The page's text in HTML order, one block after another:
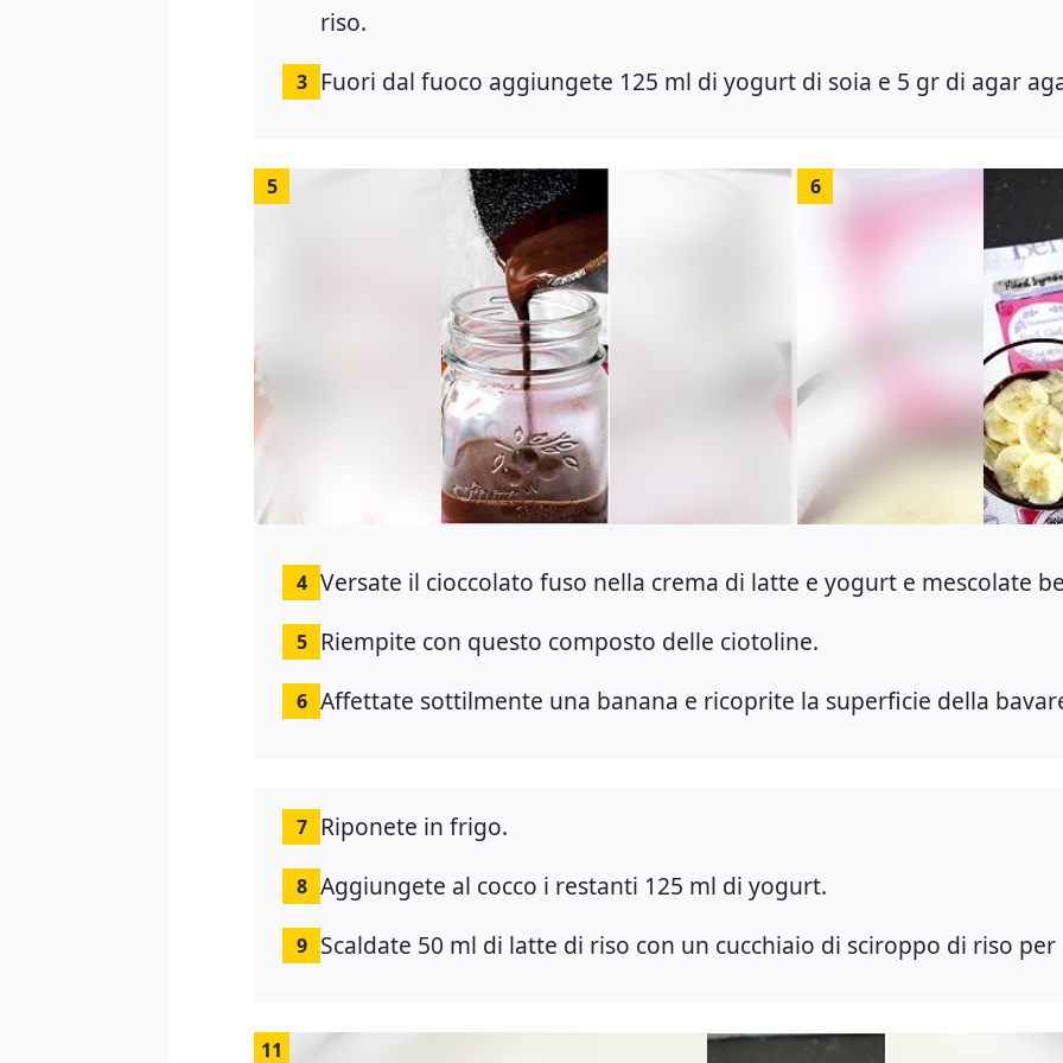
riso.
3 Fuori dal fuoco aggiungete 125 ml di yogurt di soia e 5 gr di agar
5 6
4 Versate il cioccolato fuso nella crema di latte e yogurt e mescolate
5 Riempite con questo composto delle ciotoline.
6 Affettate sottilmente una banana e ricoprite la superficie della
7 Riponete in frigo.
8 Aggiungete al cocco i restanti 125 ml di yogurt.
9 Scaldate 50 ml di latte di riso con un cucchiaio di sciroppo di riso
11